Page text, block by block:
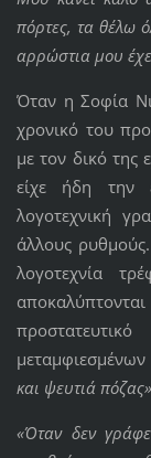
πόρτες, τα θέλω
αρρώστια μου
Όταν η Σοφία
χρονικό του
με τον δικό της
είχε ήδη την
λογοτεχνική
άλλους
λογοτεχνία
και ψευτιά πόζας»
«Όταν δεν